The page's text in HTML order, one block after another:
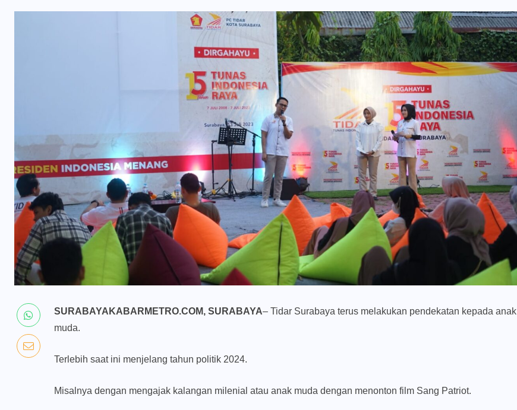
SURABAYAKABARMETRO.COM, SURABAYA– Tidar Surabaya terus melakukan pendekatan kepada anak
muda.
Terlebih saat ini menjelang tahun politik 2024.
Misalnya dengan mengajak kalangan milenial atau anak muda dengan menonton film Sang Patriot.